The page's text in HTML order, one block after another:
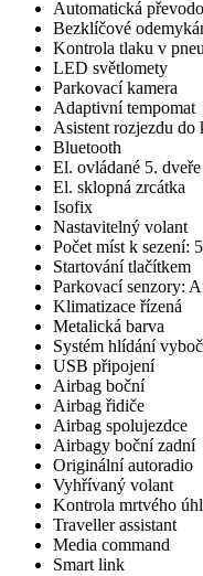
Automatická
Bezklíčové
Kontrola tlaku v pneu
LED světlomety
Parkovací kamera
Adaptivní tempomat
Asistent rozjezdu do
Bluetooth
El. ovládané 5. dveře
El. sklopná zrcátka
Isofix
Nastavitelný volant
Počet míst k sezení: 5
Startování tlačítkem
Parkovací senzory:
Klimatizace řízená
Metalická barva
Systém hlídání
USB připojení
Airbag boční
Airbag řidiče
Airbag spolujezdce
Airbagy boční zadní
Originální autoradio
Vyhřívaný volant
Kontrola mrtvého
Traveller assistant
Media command
Smart link